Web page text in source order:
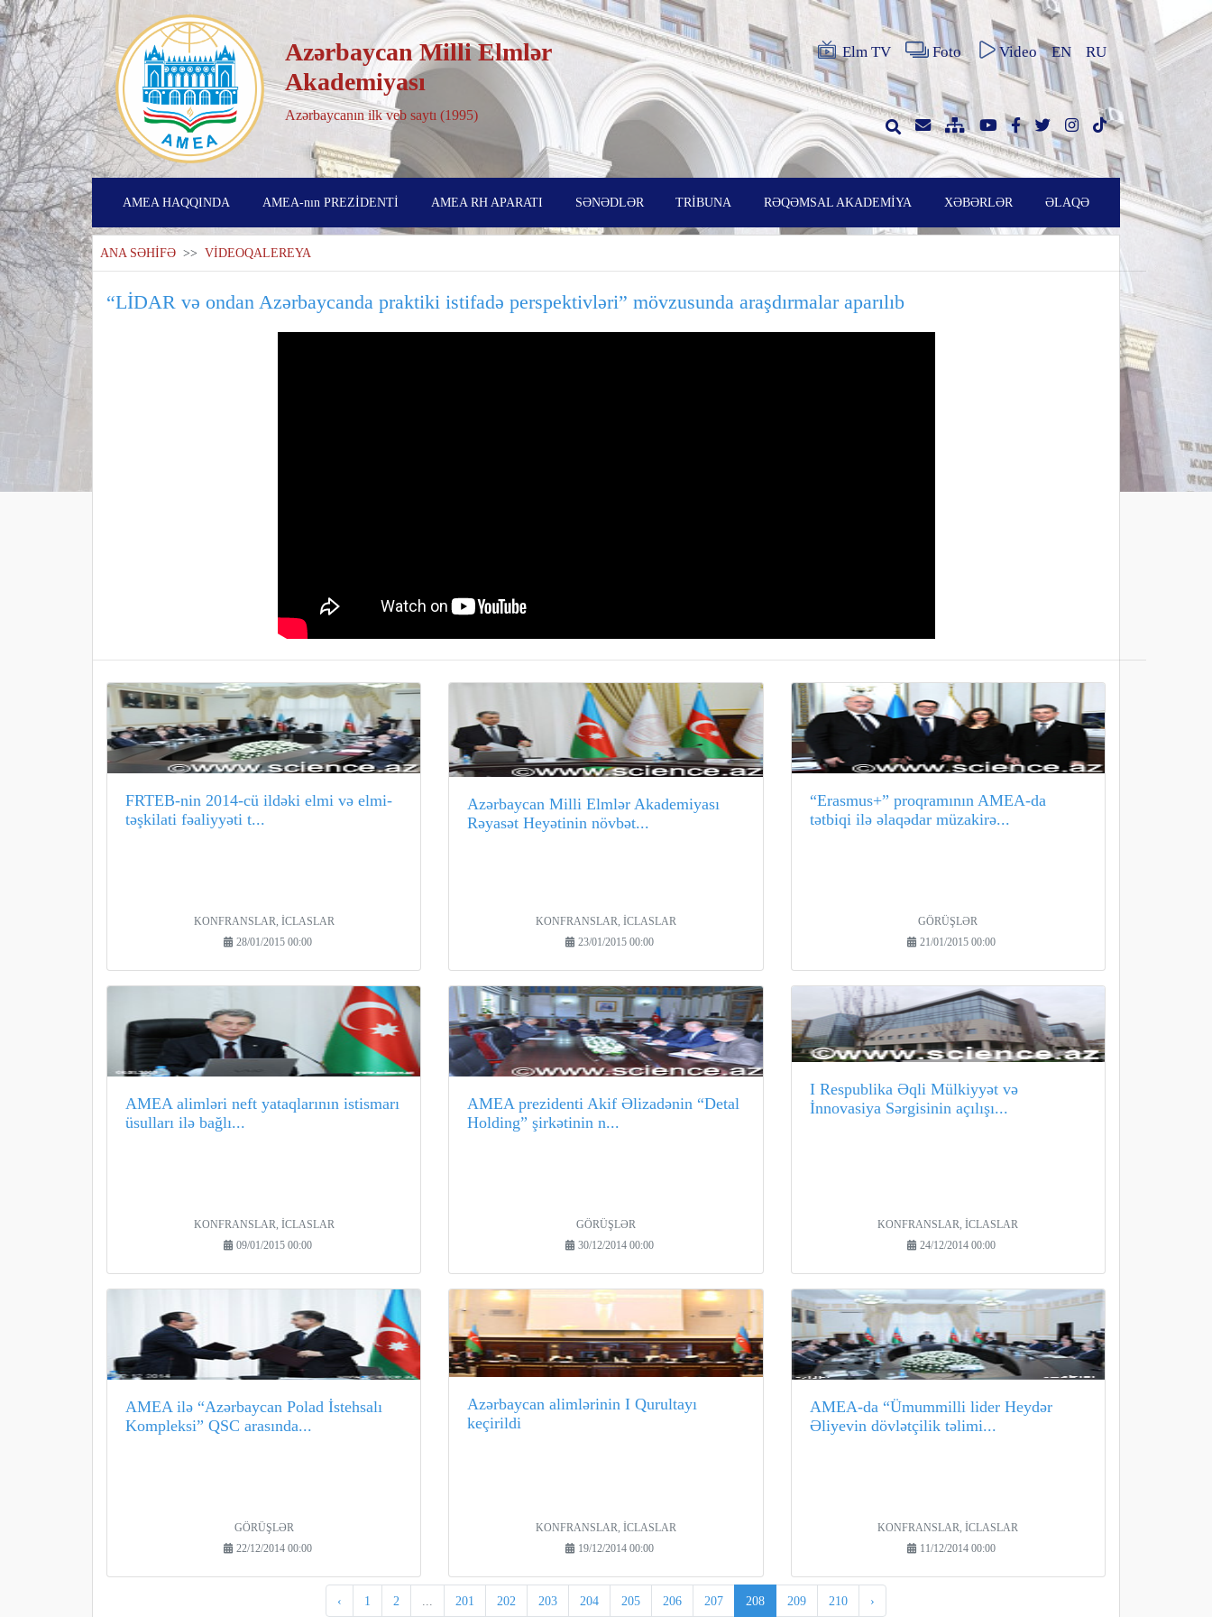
Azərbaycan Milli Elmlər
Akademiyası
Azərbaycanın ilk veb saytı (1995)
Elm TV Foto Video EN RU
AMEA HAQQINDA AMEA-nın PREZİDENTİ AMEA RH APARATI SƏNƏDLƏR TRİBUNA RƏQƏMSAL AKADEMİYA XƏBƏRLƏR ƏLAQƏ
ANA SƏHİFƏ >> VİDEOQALEREYA
“LİDAR və ondan Azərbaycanda praktiki istifadə perspektivləri” mövzusunda araşdırmalar aparılıb
FRTEB-nin 2014-cü ildəki elmi və elmi-
təşkilati fəaliyyəti t...
KONFRANSLAR, İCLASLAR
28/01/2015 00:00
Azərbaycan Milli Elmlər Akademiyası
Rəyasət Heyətinin növbət...
KONFRANSLAR, İCLASLAR
23/01/2015 00:00
“Erasmus+” proqramının AMEA-da
tətbiqi ilə əlaqədar müzakirə...
GÖRÜŞLƏR
21/01/2015 00:00
AMEA alimləri neft yataqlarının istismarı
üsulları ilə bağlı...
KONFRANSLAR, İCLASLAR
09/01/2015 00:00
AMEA prezidenti Akif Əlizadənin “Detal
Holding” şirkətinin n...
GÖRÜŞLƏR
30/12/2014 00:00
I Respublika Əqli Mülkiyyət və
İnnovasiya Sərgisinin açılışı...
KONFRANSLAR, İCLASLAR
24/12/2014 00:00
AMEA ilə “Azərbaycan Polad İstehsalı
Kompleksi” QSC arasında...
GÖRÜŞLƏR
22/12/2014 00:00
Azərbaycan alimlərinin I Qurultayı
keçirildi
KONFRANSLAR, İCLASLAR
19/12/2014 00:00
AMEA-da “Ümummilli lider Heydər
Əliyevin dövlətçilik təlimi...
KONFRANSLAR, İCLASLAR
11/12/2014 00:00
‹ 1 2 201 202 203 204 205 206 207 208 209 210 ›